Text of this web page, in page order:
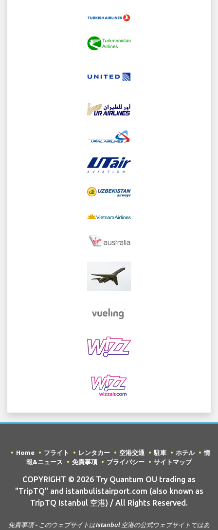
Home フライト レンタカー 空港交通 駐車 ホテル
情
報&ニュース
免責事項 プライバシー サイトマップ
COPYRIGHT © 2026 Try Quantum OU trading as
"TripTQ" and istanbulistairport.com (also known as
TripTQ Istanbul 空港) / All Rights Reserved.
免責事項 - このウェブサイトはIstanbul 空港の公式ウェブサイトではあ